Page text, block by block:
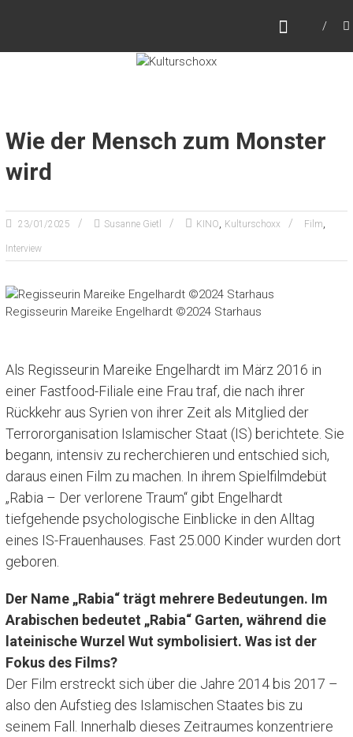
Wie der Mensch zum Monster
wird
23/01/2025 Susanne Gietl KINO, Kulturschoxx Film,
Interview
Regisseurin Mareike Engelhardt ©2024 Starhaus
Als Regisseurin Mareike Engelhardt im März 2016 in
einer Fastfood-Filiale eine Frau traf, die nach ihrer
Rückkehr aus Syrien von ihrer Zeit als Mitglied der
Terrororganisation Islamischer Staat (IS) berichtete. Sie
begann, intensiv zu recherchieren und entschied sich,
daraus einen Film zu machen. In ihrem Spielfilmdebüt
„Rabia – Der verlorene Traum“ gibt Engelhardt
tiefgehende psychologische Einblicke in den Alltag
eines IS-Frauenhauses. Fast 25.000 Kinder wurden dort
geboren.
Der Name „Rabia“ trägt mehrere Bedeutungen. Im
Arabischen bedeutet „Rabia“ Garten, während die
lateinische Wurzel Wut symbolisiert. Was ist der
Fokus des Films?
Der Film erstreckt sich über die Jahre 2014 bis 2017 –
also den Aufstieg des Islamischen Staates bis zu
seinem Fall. Innerhalb dieses Zeitraumes konzentriere